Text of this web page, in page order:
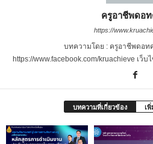
ครูอาชีพดอ
https://
บทความโดย : ครูอาชีพดอท
https://www.facebook.com/kruachieve เว็บ
บทความที่เกี่ยวข้อง เ